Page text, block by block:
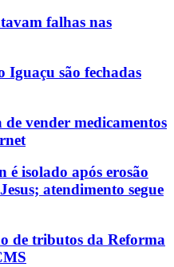
falhas nas
Iguaçu são fechadas
vender medicamentos
é isolado após erosão
atendimento segue
de tributos da Reforma